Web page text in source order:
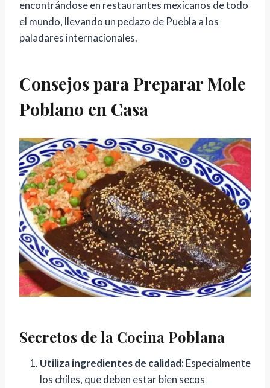
encontrándose en restaurantes mexicanos de todo
el mundo, llevando un pedazo de Puebla a los
paladares internacionales.
Consejos para Preparar Mole
Poblano en Casa
Secretos de la Cocina Poblana
Utiliza ingredientes de calidad:Especialmente
los chiles, que deben estar bien secos